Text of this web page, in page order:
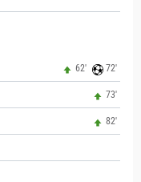
62' 72'
73'
82'